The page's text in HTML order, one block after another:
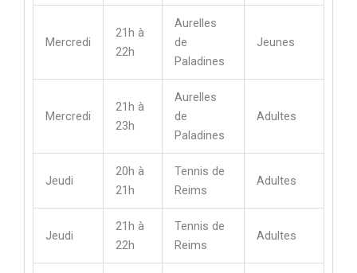
Mercredi
21h à
22h
Aurelles
de
Paladines
Jeunes
Mercredi
21h à
23h
Aurelles
de
Paladines
Adultes
Jeudi
20h à
21h
Tennis de
Reims
Adultes
Jeudi
21h à
22h
Tennis de
Reims
Adultes